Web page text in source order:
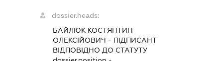
dossier.heads:
БАЙЛЮК КОСТЯНТИН
ОЛЕКСІЙОВИЧ - ПІДПИСАНТ
ВІДПОВІДНО ДО СТАТУТУ